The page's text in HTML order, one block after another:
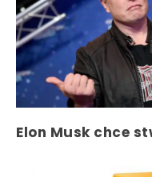
Elon Musk chce